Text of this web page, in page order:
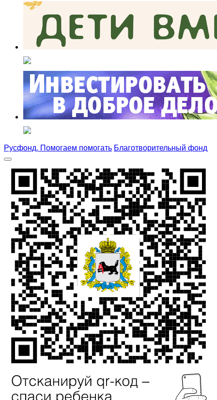
Русфонд. Помогаем помогать Благотворительный фонд